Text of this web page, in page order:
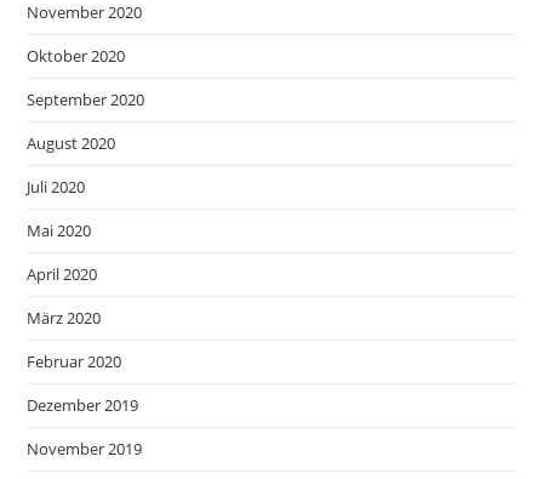
November 2020
Oktober 2020
September 2020
August 2020
Juli 2020
Mai 2020
April 2020
März 2020
Februar 2020
Dezember 2019
November 2019